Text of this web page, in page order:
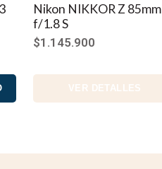
Nikon NIKKOR Z 85mm
f/1.8 S
$1.145.900
VER DETALLES